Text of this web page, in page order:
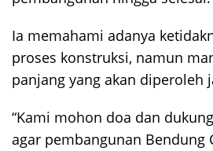
Ia memahami adanya
proses konstruksi, namun
panjang yang akan diperoleh
“Kami mohon doa dan
agar pembangunan Bendung